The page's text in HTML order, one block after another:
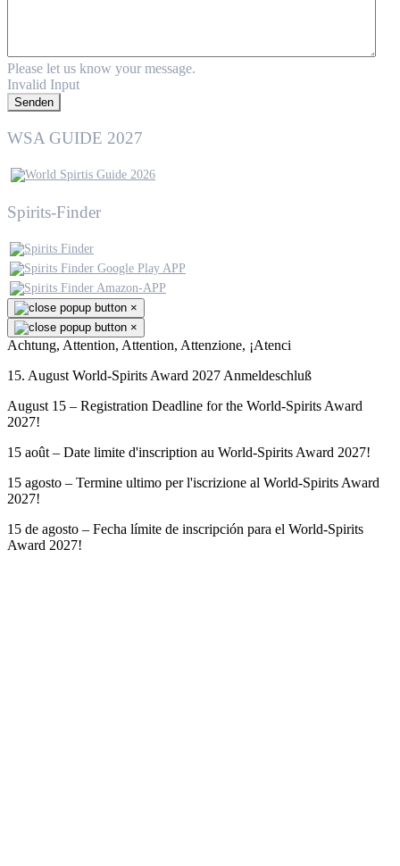
Please let us know your message.
Invalid Input
Senden
WSA GUIDE 2027
Spirits-Finder
×
×
Achtung, Attention, Attention, Attenzione, ¡Atenci
15. August World-Spirits Award 2027 Anmeldeschluß
August 15 – Registration Deadline for the World-Spirits Award
2027!
15 août – Date limite d'inscription au World-Spirits Award 2027!
15 agosto – Termine ultimo per l'iscrizione al World-Spirits Award
2027!
15 de agosto – Fecha límite de inscripción para el World-Spirits
Award 2027!